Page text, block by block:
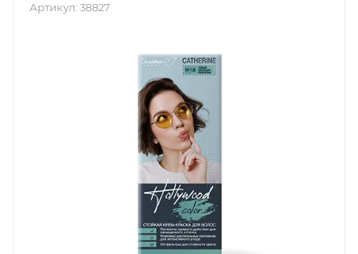
Артикул: 38827